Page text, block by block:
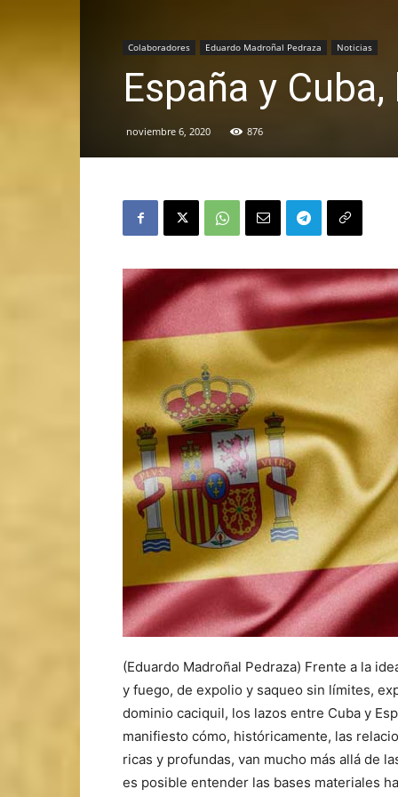
Colaboradores Eduardo Madroñal Pedraza Noticias
España y
noviembre 6, 2020 876
(Eduardo Madroñal Pedraza) Frente a la
y fuego, de expolio y saqueo sin límites,
dominio caciquil, los lazos entre Cuba y
manifiesto cómo, históricamente, las
ricas y profundas, van mucho más allá de
es posible entender las bases materiales